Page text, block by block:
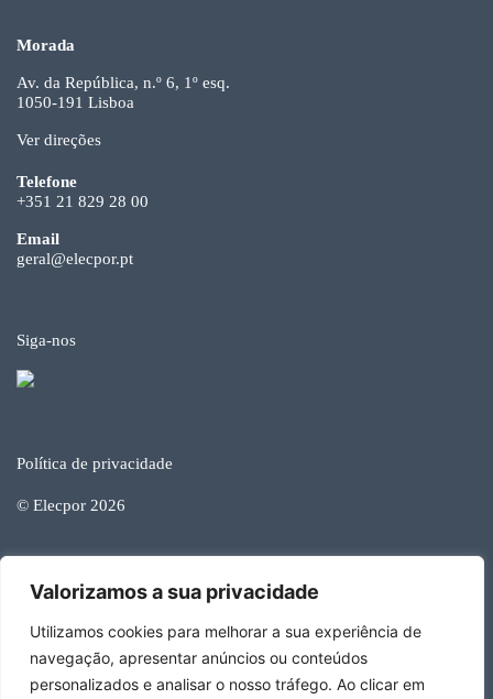
Valorizamos a sua privacidade
Utilizamos cookies para melhorar a sua experiência de
navegação, apresentar anúncios ou conteúdos
personalizados e analisar o nosso tráfego. Ao clicar em
Morada
Av. da República, n.º 6, 1º esq.
1050-191 Lisboa
Ver direções
Telefone
+351 21 829 28 00
Email
geral@elecpor.pt
Siga-nos
Política de privacidade
© Elecpor 2026
Developed by Happy Brands